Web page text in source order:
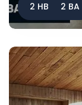
2 HB 2 BA